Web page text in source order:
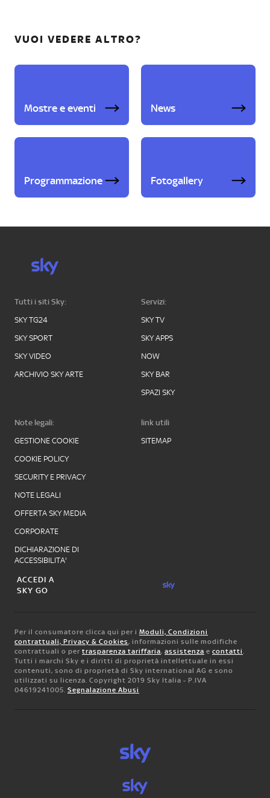
VUOI VEDERE ALTRO?
Mostre e eventi News
Programmazione Fotogallery
Tutti i siti Sky:
SKY TG24
SKY SPORT
SKY VIDEO
ARCHIVIO SKY ARTE
Servizi:
SKY TV
SKY APPS
NOW
SKY BAR
SPAZI SKY
Note legali:
GESTIONE COOKIE
COOKIE POLICY
SECURITY E PRIVACY
NOTE LEGALI
OFFERTA SKY MEDIA
CORPORATE
DICHIARAZIONE DI
ACCESSIBILITA'
link utili
SITEMAP
ACCEDI A
SKY GO
Per il consumatore clicca qui per i Moduli, Condizioni
contrattuali, Privacy & Cookies, informazioni sulle modifiche
contrattuali o per trasparenza tariffaria, assistenza e contatti.
Tutti i marchi Sky e i diritti di proprietà intellettuale in essi
contenuti, sono di proprietà di Sky international AG e sono
utilizzati su licenza. Copyright 2019 Sky Italia - P.IVA
04619241005. Segnalazione Abusi